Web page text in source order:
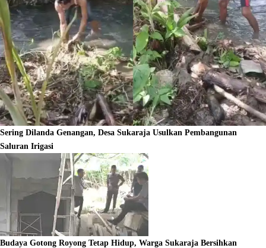
Sering Dilanda Genangan, Desa Sukaraja Usulkan Pembangunan
Saluran Irigasi
Budaya Gotong Royong Tetap Hidup, Warga Sukaraja Bersihkan